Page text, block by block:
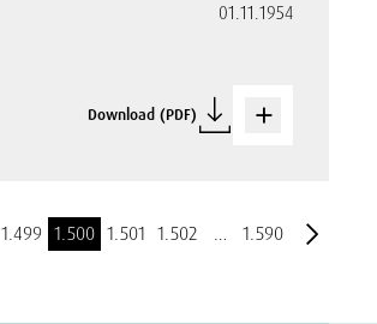
01.11.1954
Download (PDF)
1.499 1.500 1.501 1.502 … 1.590